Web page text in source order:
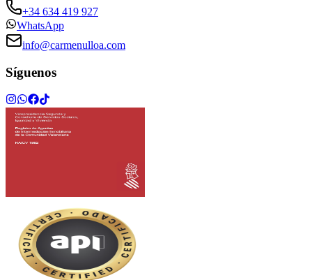
+34 634 419 927
WhatsApp
info@carmenulloa.com
Síguenos